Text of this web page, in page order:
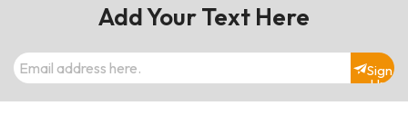
Add Your Text Here
Sign
Up